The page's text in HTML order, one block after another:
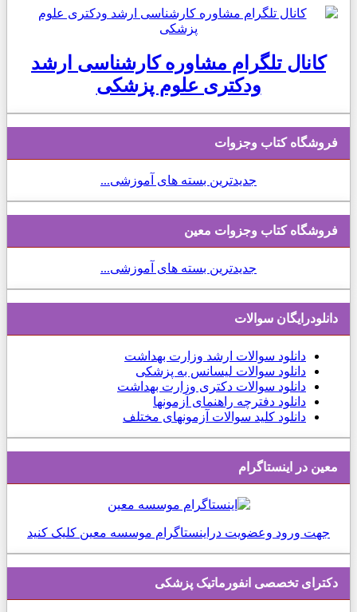
کانال تلگرام مشاوره کارشناسی ارشد
ودکتری علوم پزشکی
فروشگاه کتاب وجزوات
جدیدترین بسته های آموزشی...
فروشگاه کتاب وجزوات معین
جدیدترین بسته های آموزشی...
دانلودرایگان سوالات
دانلود سوالات ارشد وزارت بهداشت
دانلود سوالات لیسانس به پزشکی
دانلود سوالات دکتری وزارت بهداشت
دانلود دفترچه راهنمای آزمونها
دانلود کلید سوالات آزمونهای مختلف
معین در اینستاگرام
جهت ورود وعضویت دراینستاگرام موسسه معین کلیک کنید
دكترای تخصصی انفورماتیک پزشکی